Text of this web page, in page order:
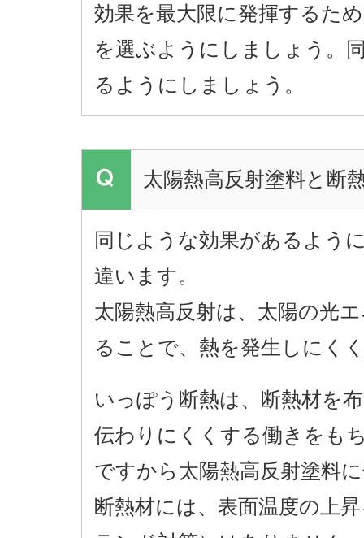
効果を最大限に発揮するた
を選ぶようにしましょう。
るようにしましょう。
太陽熱高反射塗料と断
同じような効果があるよう
違います。
太陽熱高反射は、太陽の光
ることで、熱を発生しにく
いっぽう断熱は、断熱材を
伝わりにくくする働きをも
ですから太陽熱高反射塗料
断熱材には、表面温度の上